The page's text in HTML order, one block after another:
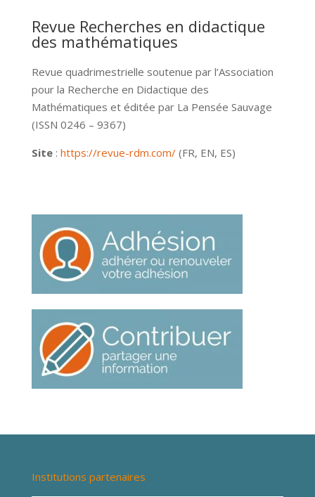
Revue Recherches en didactique
des mathématiques
Revue quadrimestrielle soutenue par l’Association
pour la Recherche en Didactique des
Mathématiques et éditée par La Pensée Sauvage
(ISSN 0246 – 9367)
Site : https://revue-rdm.com/(FR, EN, ES)
Institutions partenaires